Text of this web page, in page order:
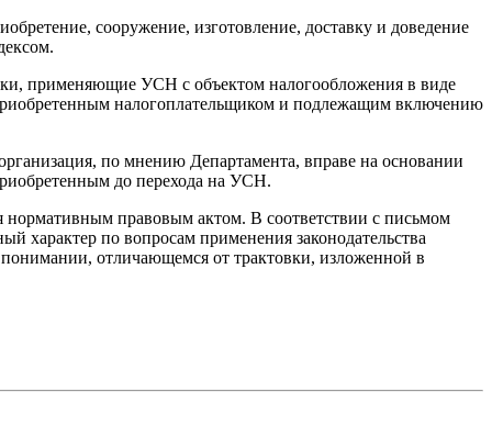
сооружение, изготовление, доставку и доведение
применяющие УСН с объектом налогообложения в виде
налогоплательщиком и подлежащим включению
по мнению Департамента, вправе на основании
до перехода на УСН.
правовым актом. В соответствии с письмом
характер по вопросам применения законодательства
понимании, отличающемся от трактовки, изложенной в